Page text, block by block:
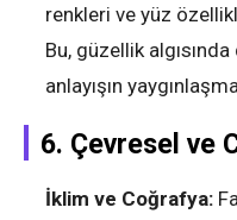
renkleri ve yüz
Bu, güzellik
anlayışın
6. Çevresel ve
İklim ve Coğrafya: